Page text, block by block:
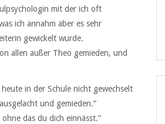
mit der ich oft
ich annahm aber es sehr
gewickelt wurde.
allen außer Theo gemieden, und
in der Schule nicht gewechselt
und gemieden.“
das du dich einnässt.“